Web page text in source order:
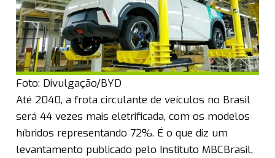
Foto: Divulgação/BYD
Até 2040, a frota circulante de veículos no Brasil
será 44 vezes mais eletrificada, com os modelos
híbridos representando 72%. É o que diz um
levantamento publicado pelo Instituto MBCBrasil,